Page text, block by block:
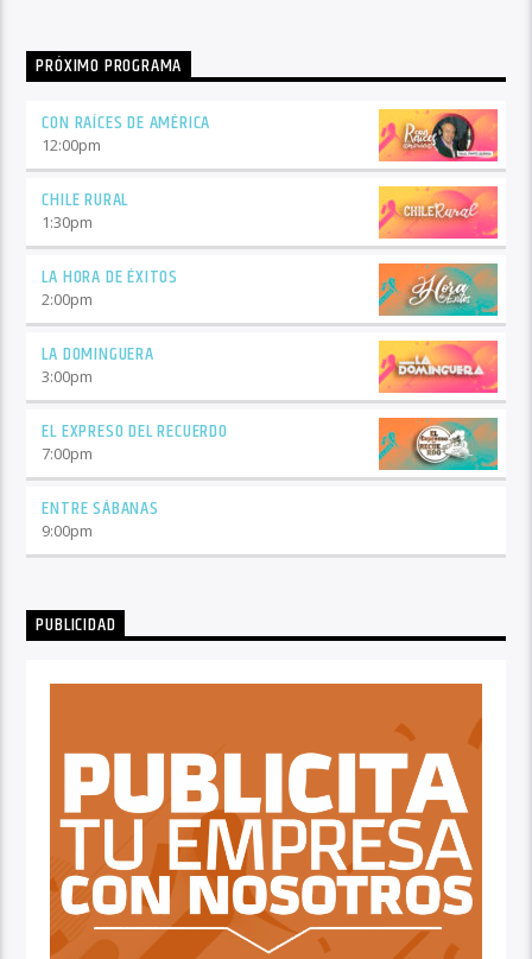
PRÓXIMO PROGRAMA
CON RAÍCES DE AMÉRICA
12:00pm
CHILE RURAL
1:30pm
LA HORA DE ÉXITOS
2:00pm
LA DOMINGUERA
3:00pm
EL EXPRESO DEL RECUERDO
7:00pm
ENTRE SÁBANAS
9:00pm
PUBLICIDAD